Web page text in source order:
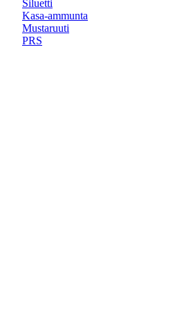
Siluetti
Kasa-ammunta
Mustaruuti
PRS